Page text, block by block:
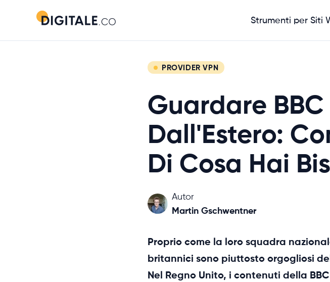
Strumenti per Siti
PROVIDER VPN
Guardare
Dall'Estero:
Di Cosa Hai
Autor
Martin Gschwentner
Proprio come la loro squadra
britannici sono piuttosto orgogliosi
Nel Regno Unito, i contenuti della